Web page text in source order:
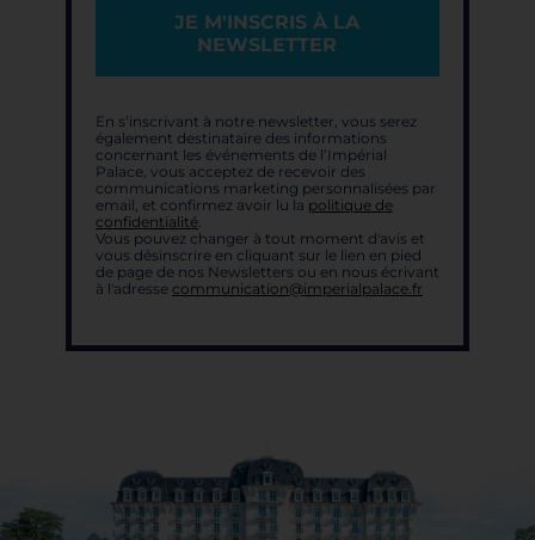
JE M'INSCRIS À LA
NEWSLETTER
En s’inscrivant à notre newsletter, vous serez
également destinataire des informations
concernant les événements de l’Impérial
Palace, vous acceptez de recevoir des
communications marketing personnalisées par
email, et confirmez avoir lu la politique de
confidentialité.
Vous pouvez changer à tout moment d'avis et
vous désinscrire en cliquant sur le lien en pied
de page de nos Newsletters ou en nous écrivant
à l'adresse communication@imperialpalace.fr